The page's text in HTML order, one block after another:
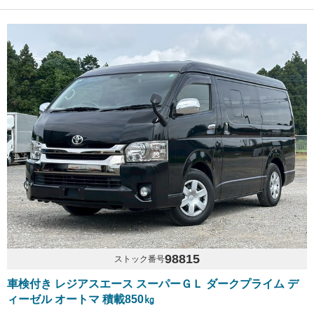
ストック番号98815
車検付き レジアスエース スーパーＧＬ ダークプライム デ
ィーゼル オートマ 積載850㎏